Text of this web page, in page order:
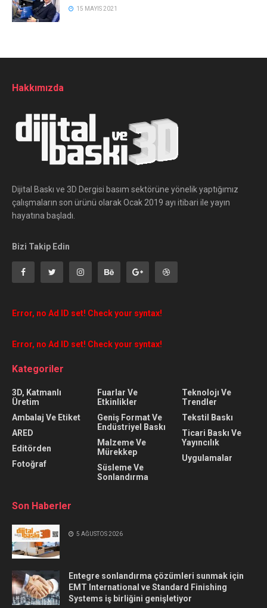
15 MAYIS 2021
Hakkımızda
Dijital Baskı ve 3D Dergisi basım sektörüne yönelik yaptığımız
çalışmaların son ürünü olarak Ocak 2019 ayı itibari ile yayın
hayatına başladı.
Bizi Takip Edin
Error, no Ad ID set! Check your syntax!
Error, no Ad ID set! Check your syntax!
Kategoriler
3D, Katmanlı
Üretim
Ambalaj Ve Etiket
ARED
Editörden
Fotoğraf
Fuarlar Ve
Etkinlikler
Geniş Format Ve
Endüstriyel Baskı
Malzeme Ve
Mürekkep
Süsleme Ve
Sonlandırma
Teknolojı Ve
Trendler
Tekstil Baskı
Ticari Baskı Ve
Yayıncılık
Uygulamalar
Son Haberler
5 AĞUSTOS 2026
Entegre sonlandırma çözümleri sunmak için
EMT International ve Standard Finishing
Systems iş birliğini genişletiyor